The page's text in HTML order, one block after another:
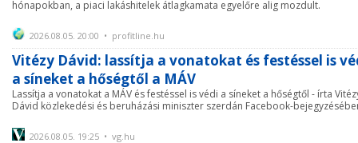
hónapokban, a piaci lakáshitelek átlagkamata egyelőre alig mozdult.
2026.08.05. 20:00 • profitline.hu
Vitézy Dávid: lassítja a vonatokat és festéssel is
a síneket a hőségtől a MÁV
Lassítja a vonatokat a MÁV és festéssel is védi a síneket a hőségtől - írta
Dávid közlekedési és beruházási miniszter szerdán Facebook-
2026.08.05. 19:25 • vg.hu